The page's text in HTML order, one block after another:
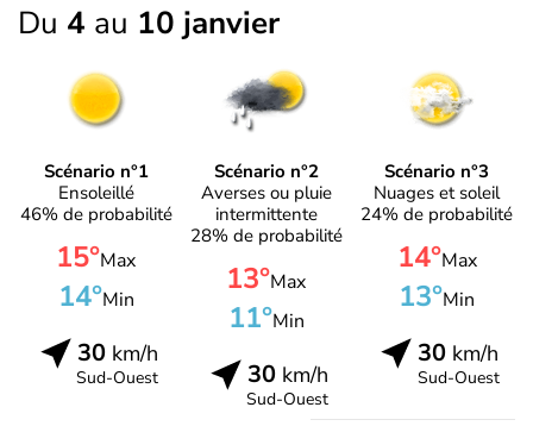
Du 4 au 10 janvier
Scénario n°1
Ensoleillé
46% de probabilité
15°Max
14°Min
30km/h
Sud-Ouest
Scénario n°2
Averses ou pluie
intermittente
28% de probabilité
13°Max
11°Min
30km/h
Sud-Ouest
Scénario n°3
Nuages et soleil
24% de probabilité
14°Max
13°Min
30 km/h
Sud-Ouest